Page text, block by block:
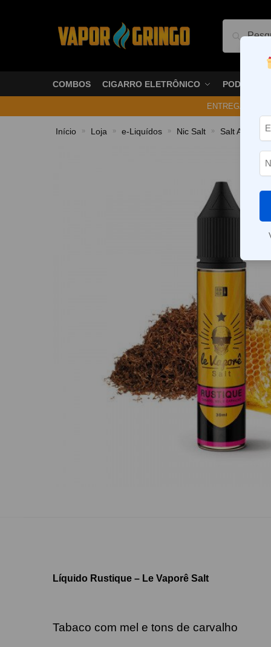
COMBOS CIGARRO ELETRÔNICO PODS
ENTREGA NO
Início » Loja » e-Liquídos » Nic Salt » Salt
Líquido Rustique – Le Vaporê Salt
Tabaco com mel e tons de carvalho